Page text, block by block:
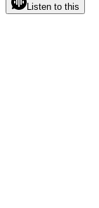
Listen to this